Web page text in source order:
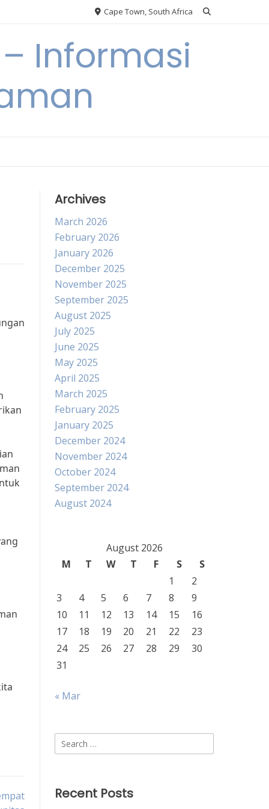
Cape Town, South Africa
– Informasi
Archives
March 2026
February 2026
January 2026
December 2025
November 2025
September 2025
August 2025
July 2025
June 2025
May 2025
April 2025
March 2025
February 2025
January 2025
December 2024
November 2024
October 2024
September 2024
August 2024
August 2026
M
T W T F S
S
1
2
3
4 5 6 7 8
9
10
11 12 13 14 15
16
17
18 19 20 21 22
23
24
25 26 27 28 29
30
31
« Mar
Search
for:
Recent Posts